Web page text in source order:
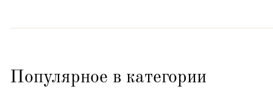
Популярное в категории